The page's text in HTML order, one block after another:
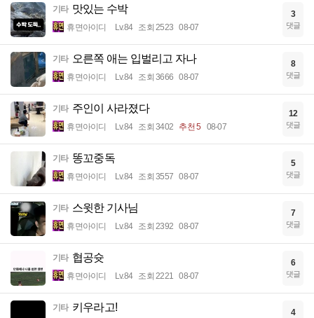
기타 맛있는 수박
휴면아이디 Lv.84 조회 2523 08-07
3
댓글
기타 오른쪽 애는 입벌리고 자나
휴면아이디 Lv.84 조회 3666 08-07
8
댓글
기타 주인이 사라졌다
휴면아이디 Lv.84 조회 3402 추천 5 08-07
12
댓글
기타 똥꼬중독
휴면아이디 Lv.84 조회 3557 08-07
5
댓글
기타 스윗한 기사님
휴면아이디 Lv.84 조회 2392 08-07
7
댓글
기타 협공슛
휴면아이디 Lv.84 조회 2221 08-07
6
댓글
기타 키우라고! 4